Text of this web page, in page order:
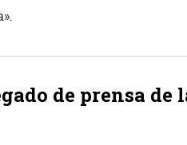
de prensa de